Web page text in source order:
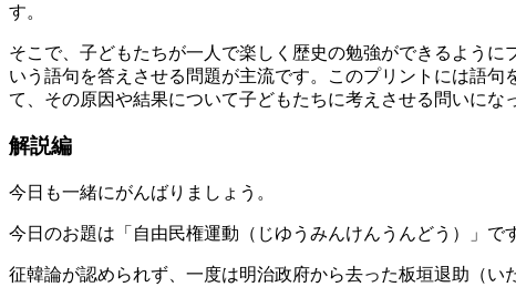
す。
そこで、子どもたちが一人で楽しく歴史の勉強ができるよう
いう語句を答えさせる問題が主流です。このプリントには語
て、その原因や結果について子どもたちに考えさせる問いにな
解説編
今日も一緒にがんばりましょう。
今日のお題は「自由民権運動（じゆうみんけんうんどう）」で
征韓論が認められず、一度は明治政府から去った板垣退助（